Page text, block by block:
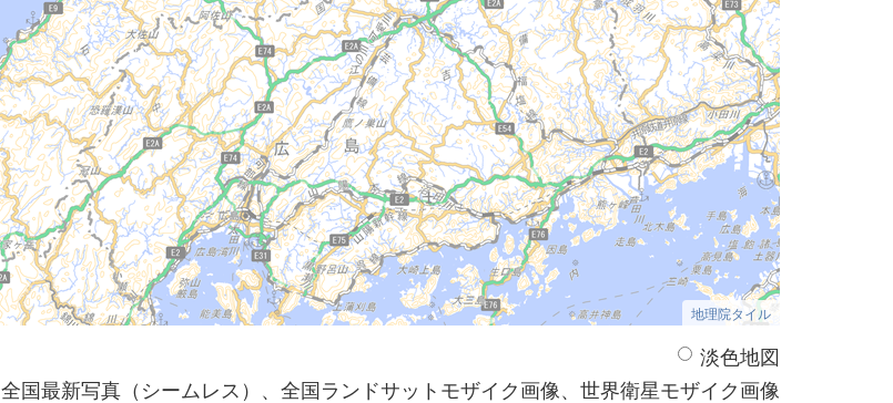
地理院タイル
淡色地図
全国最新写真（シームレス）、全国ランドサットモザイク画像、世界衛星モザイク画像